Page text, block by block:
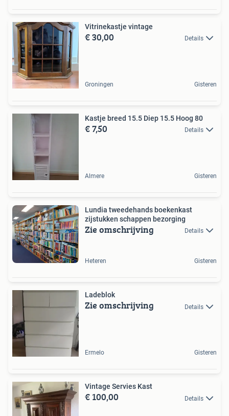
Vitrinekastje vintage
€ 30,00 Details
Groningen Gisteren
Kastje breed 15.5 Diep 15.5 Hoog 80
€ 7,50 Details
Almere Gisteren
Lundia tweedehands boekenkast
zijstukken schappen bezorging
Zie omschrijving Details
Heteren Gisteren
Ladeblok
Zie omschrijving Details
Ermelo Gisteren
Vintage Servies Kast
€ 100,00 Details